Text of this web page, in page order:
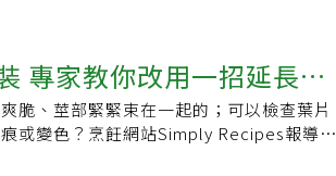
甘草棒的新鮮茴香。
很適合日常適量食用。《優活健康網》整
殊香氣，主要來自於其中一種活性物質苯
平滑肌，讓血壓降低。．降火氣：芹菜
等抗氧化素，可以減少消化道、細胞、血
：芹菜富含豐富的膳食纖維，可以減少身
的補水功能，人經過整夜一早起床會有些
皮質醇和腎上腺素會上升，無法正常排
咖啡、茶或其他含咖啡因飲料前，先喝兩
不容易做到，而芹菜汁有同樣的補水功
，包括葉酸、鐵、長鏈omega-3脂肪酸
、維生素A、維生素B6、維生素B12、維
牡蠣和貽貝等雙殼類動物、各種海產品和
綠葉蔬菜、生菜、辣椒和十字花科蔬菜。
得分為127%，而得分最高的動物性食物是
脆、莖部緊緊束在一起的；可以檢查葉片
或變色？烹飪網站Simply Recipes報導